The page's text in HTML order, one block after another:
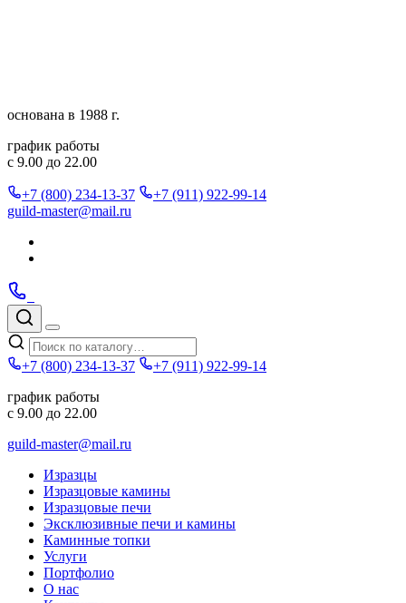
основана в 1988 г.
график работы
с 9.00 до 22.00
+7 (800) 234-13-37
+7 (911) 922-99-14
guild-master@mail.ru
Позвонить
Поиск
по
каталогу
Меню
+7 (800) 234-13-37
+7 (911) 922-99-14
график работы
с 9.00 до 22.00
guild-master@mail.ru
Изразцы
Изразцовые камины
Изразцовые печи
Эксклюзивные печи и камины
Каминные топки
Услуги
Портфолио
О нас